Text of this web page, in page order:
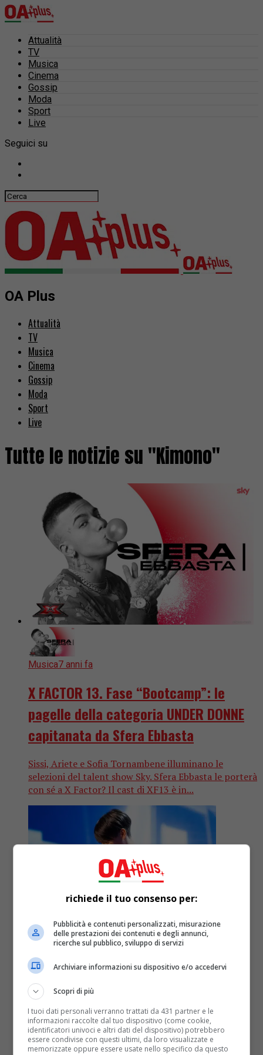
Attualità
TV
Musica
Cinema
Gossip
Moda
Sport
Live
Seguici su
OA Plus
Attualità
TV
Musica
Cinema
Gossip
Moda
Sport
Live
Tutte le notizie su "Kimono"
Musica7 anni fa
X FACTOR 13. Fase “Bootcamp”: le
pagelle della categoria UNDER DONNE
capitanata da Sfera Ebbasta
Sissi, Ariete e Sofia Tornambene illuminano le
selezioni del talent show Sky. Sfera Ebbasta le porterà
con sé a X Factor? Il cast di XF13 è in...
Musica7 anni fa
Musica Italiana, News. Da Sanremo
Young ad X Factor: Kimono convince
richiede il tuo consenso per:
Pubblicità e contenuti personalizzati, misurazione
delle prestazioni dei contenuti e degli annunci,
ricerche sul pubblico, sviluppo di servizi
Archiviare informazioni su dispositivo e/o accedervi
Scopri di più
I tuoi dati personali verranno trattati da 431 partner e le
informazioni raccolte dal tuo dispositivo (come cookie,
identificatori univoci e altri dati del dispositivo) potrebbero
essere condivise con questi ultimi, da loro visualizzate e
memorizzate oppure essere usate nello specifico da questo